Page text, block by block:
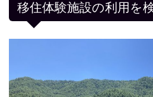
移住体験施設の利用を